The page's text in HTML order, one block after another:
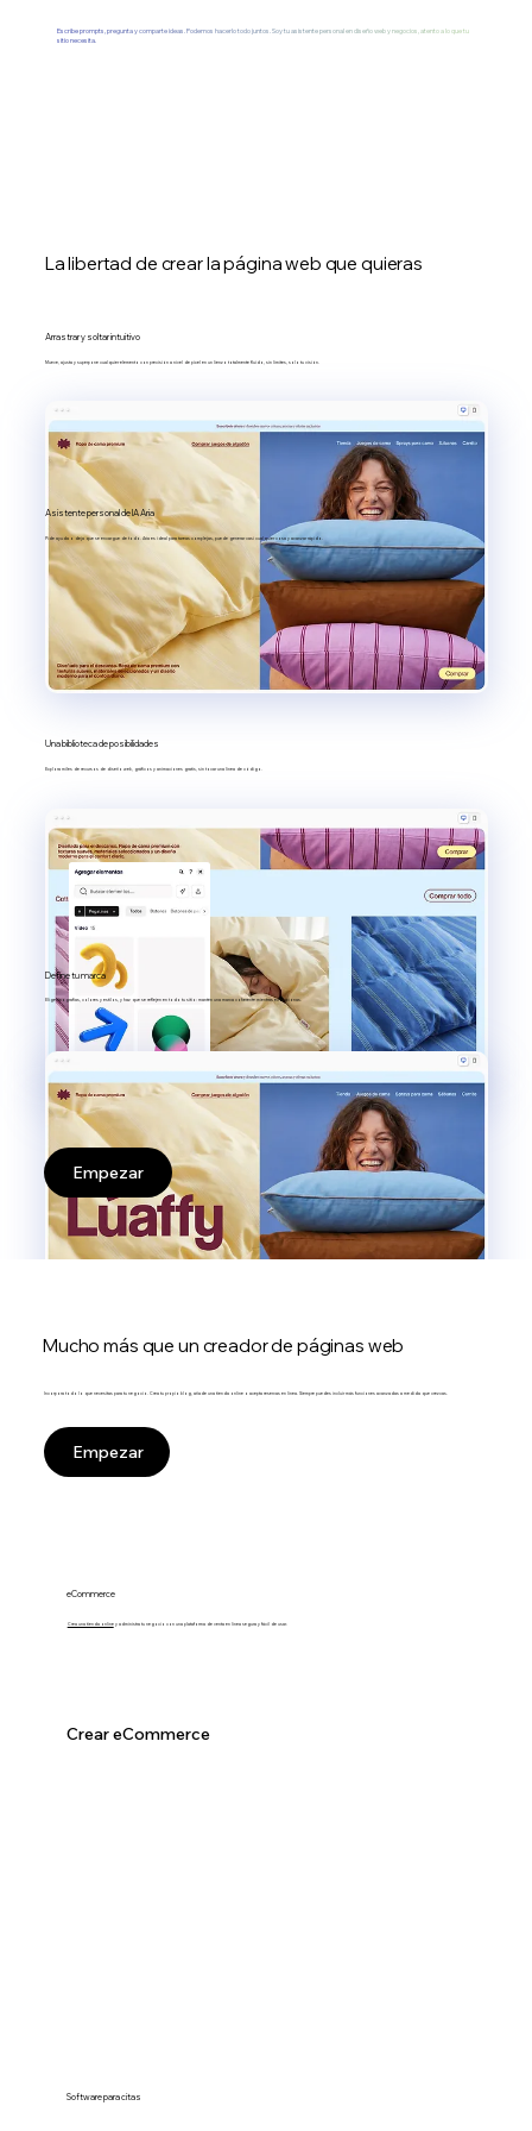
Escribe prompts, pregunta y comparte ideas. Podemos hacerlo todo juntos. Soy tu asistente personal en diseño web y negocios, atento a lo que tu
sitio necesita.
La libertad de crear la página web que quieras
Arrastrar y soltar intuitivo
Mueve, ajusta y superpone cualquier elemento con precisión a nivel de píxel en un lienzo totalmente fluido, sin límites, solo tu visión.
Asistente personal de IA Aria
Pide ayuda o deja que se encargue de todo. Aria es ideal para tareas complejas, puede generar casi cualquier cosa y avanzar rápido.
Una biblioteca de posibilidades
Explora miles de recursos de diseño web, gráficos y animaciones gratis, sin tocar una línea de código.
Define tu marca
Elige tipografías, colores y estilos, y haz que se reflejen en todo tu sitio: mantén una marca coherente mientras evolucionas.
Empezar
Mucho más que un creador de páginas web
Incorpora todo lo que necesitas para tu negocio. Crea tu propio blog, añade una tienda online o acepta reservas en línea. Siempre puedes incluir más funciones avanzadas a medida que crezcas.
Empezar
eCommerce
Crea una tienda onliney administra tu negocio con una plataforma de venta en línea segura y fácil de usar.
Crear eCommerce
Software para citas